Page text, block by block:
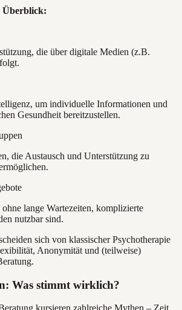
Überblick:
die über digitale Medien (z.B.
um individuelle Informationen und
Gesundheit bereitzustellen.
die Austausch und Unterstützung zu
lange Wartezeiten, komplizierte
nutzbar sind.
sich von klassischer Psychotherapie
Anonymität und (teilweise)
Was stimmt wirklich?